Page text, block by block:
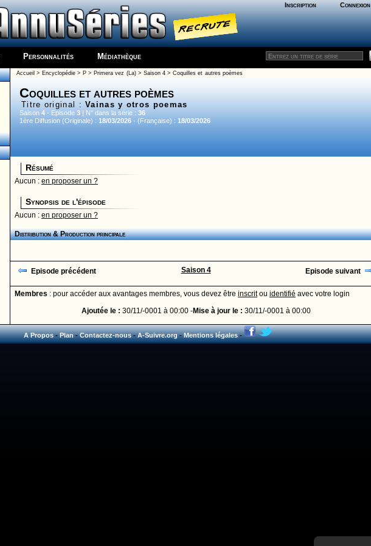
Inscription Connexion
Personnalités Médiathèque
Accueil > Encyclopédie> P> Primera vez (La)> Saison 4> Coquilles et autres poèmes
Coquilles et autres poèmes
Titre original :Vainas y otros poemas
Saison 4 - Episode 3 | N° dans la série : 36
1ère Diffusion (Originale) : 18/03/2026 - (Française) : 18/03/2026
Résumé
Aucun : en proposer un ?
Synopsis de l'épisode
Aucun : en proposer un ?
Distribution & Production principale
Episode précédent Saison 4 Episode suivant
Membres : pour accéder aux avantages membres, vous devez être inscritou identifié avec votre login
Ajoutée le : 30/11/-0001 à 00:00 -Mise à jour le : 30/11/-0001 à 00:00
A Propos-Plan-Contactez-nous-A-Suivre.org-Mentions légales-